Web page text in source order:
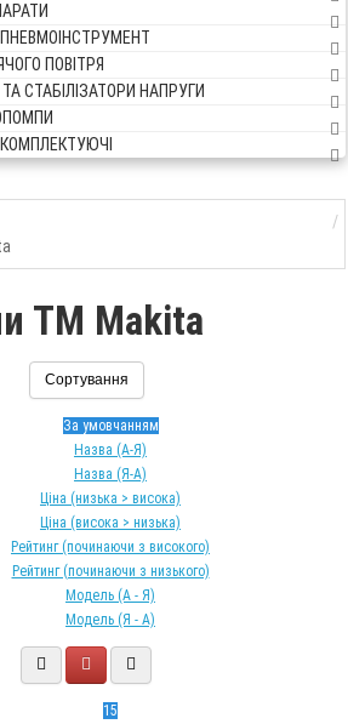
ПОВІТРЯ
СТАБІЛІЗАТОРИ НАПРУГИ
ТМ Makita
Сортування
За умовчанням
Назва (А-Я)
Назва (Я-А)
Ціна (низька > висока)
Ціна (висока > низька)
Рейтинг (починаючи з високого)
Рейтинг (починаючи з низького)
Модель (А - Я)
Модель (Я - А)
15